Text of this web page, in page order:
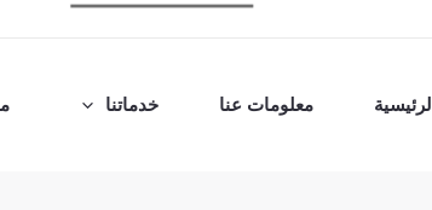
معلومات عنا خدماتنا